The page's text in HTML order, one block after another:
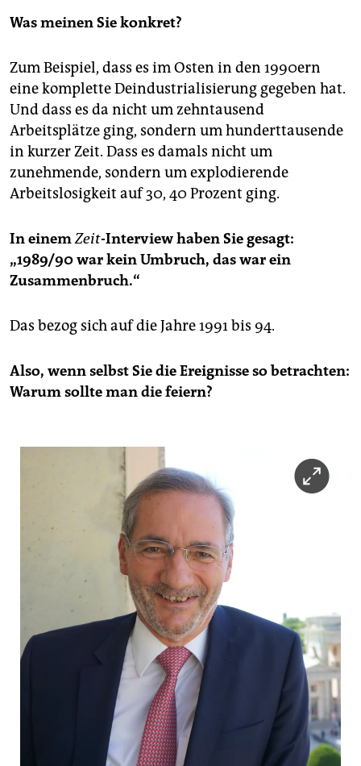
Was meinen Sie konkret?
Zum Beispiel, dass es im Osten in den 1990ern
eine komplette Deindustrialisierung gegeben hat.
Und dass es da nicht um zehntausend
Arbeitsplätze ging, sondern um hunderttausende
in kurzer Zeit. Dass es damals nicht um
zunehmende, sondern um explodierende
Arbeitslosigkeit auf 30, 40 Prozent ging.
In einemZeit-Interview haben Sie gesagt:
„1989/90 war kein Umbruch, das war ein
Zusammenbruch.“
Das bezog sich auf die Jahre 1991 bis 94.
Also, wenn selbst Sie die Ereignisse so betrachten:
Warum sollte man die feiern?